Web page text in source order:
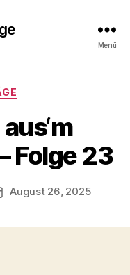
Menü
Folge 23
August 26, 2025